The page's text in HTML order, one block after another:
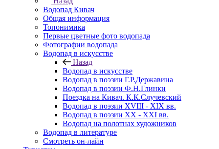
Водопад Кивач
Общая информация
Топонимика
Первые цветные фото водопада
Фотографии водопада
Водопад в искусстве
Назад
Водопад в искусстве
Водопад в поэзии Г.Р.Державина
Водопад в поэзии Ф.Н.Глинки
Поездка на Кивач. К.К.Случевский
Водопад в поэзии XVIII - XIX вв.
Водопад в поэзии XX - XXI вв.
Водопад на полотнах художников
Водопад в литературе
Смотреть он-лайн